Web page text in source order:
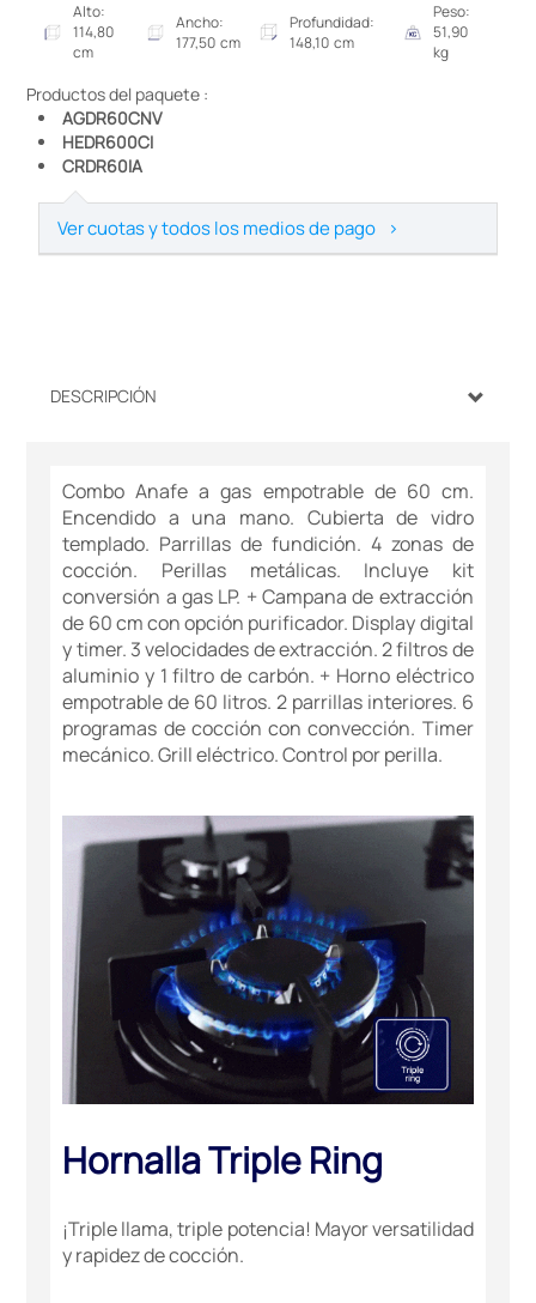
Alto:
114,80
cm
Ancho:
177,50 cm
Profundidad:
148,10 cm
Peso:
51,90
kg
Productos del paquete :
AGDR60CNV
HEDR600CI
CRDR60IA
Ver cuotas y todos los medios de pago >
DESCRIPCIÓN
Combo Anafe a gas empotrable de 60 cm.
Encendido a una mano. Cubierta de vidro
templado. Parrillas de fundición. 4 zonas de
cocción. Perillas metálicas. Incluye kit
conversión a gas LP. + Campana de extracción
de 60 cm con opción purificador. Display digital
y timer. 3 velocidades de extracción. 2 filtros de
aluminio y 1 filtro de carbón. + Horno eléctrico
empotrable de 60 litros. 2 parrillas interiores. 6
programas de cocción con convección. Timer
mecánico. Grill eléctrico. Control por perilla.
Hornalla Triple Ring
¡Triple llama, triple potencia! Mayor versatilidad
y rapidez de cocción.